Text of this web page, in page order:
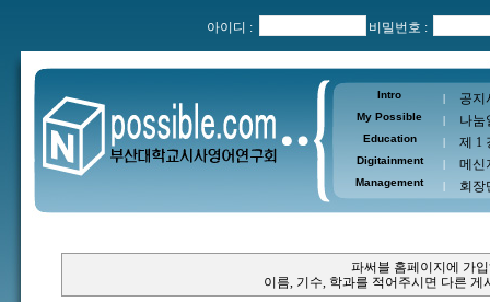
아이디 : 비밀번호 :
Intro | 공지
My Possible | 나눔
Education | 제 1
Digitainment | 메신
Management | 회장
파써블 홈페이지에 가
이름, 기수, 학과를 적어주시면 다른